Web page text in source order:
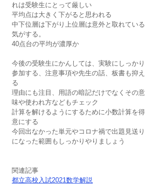
れは受験生にとって厳しい
平均点は大きく下がると思われる
中下位層は下がり上位層は意外と取れている
気がする。
40点台の平均が濃厚か
今後の受験生にかんしては、実験にしっかり
参加する、注意事項や先生の話、板書も抑え
る
理由にも注目、用語の暗記だけでなくその意
味や使われ方などもチェック
計算を解けるようにするために小数計算を得
意にする
今回出なかった単元やコロナ禍で出題見送り
になった範囲もしっかりやりましょう
関連記事
都立高校入試2021数学解説